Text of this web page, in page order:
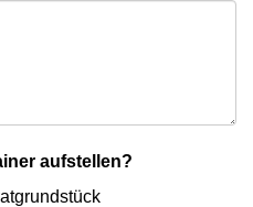
aufstellen?